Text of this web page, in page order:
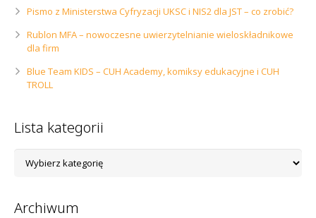
Pismo z Ministerstwa Cyfryzacji UKSC i NIS2 dla JST – co zrobić?
Rublon MFA – nowoczesne uwierzytelnianie wieloskładnikowe
dla firm
Blue Team KIDS – CUH Academy, komiksy edukacyjne i CUH
TROLL
Lista kategorii
kategorii
Archiwum